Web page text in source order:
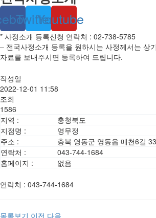
TwitterYoutube
* 사정소개 등록신청 연락처 : 02-738-5785
– 전국사정소개 등록을 원하시는 사정께서는 상
자료를 보내주시면 등록하여 드립니다.
작성일
2022-12-01 11:58
조회
1586
지역 :
충청북도
지점명 :
영무정
주소 :
충북 영동군 영동읍 매천6길 33
연락처 :
043-744-1684
홈페이지 :
없음
연락처 : 043-744-1684
목록보기 이전 다음